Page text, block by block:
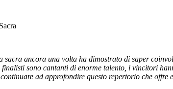
sacra ancora una volta ha dimostrato di saper
sono cantanti di enorme talento, i vincitori
ad approfondire questo repertorio che